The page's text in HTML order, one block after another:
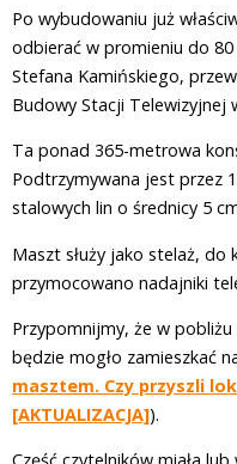
Po wybudowaniu już
odbierać w promieniu do
Stefana Kamińskiego,
Budowy Stacji Telewizyjnej
Ta ponad 365-metrowa
Podtrzymywana jest przez
stalowych lin o średnicy 5
Maszt służy jako stelaż, do
przymocowano nadajniki
Przypomnijmy, że w
będzie mogło zamieszkać
masztem. Czy przyszli
[AKTUALIZACJA]).